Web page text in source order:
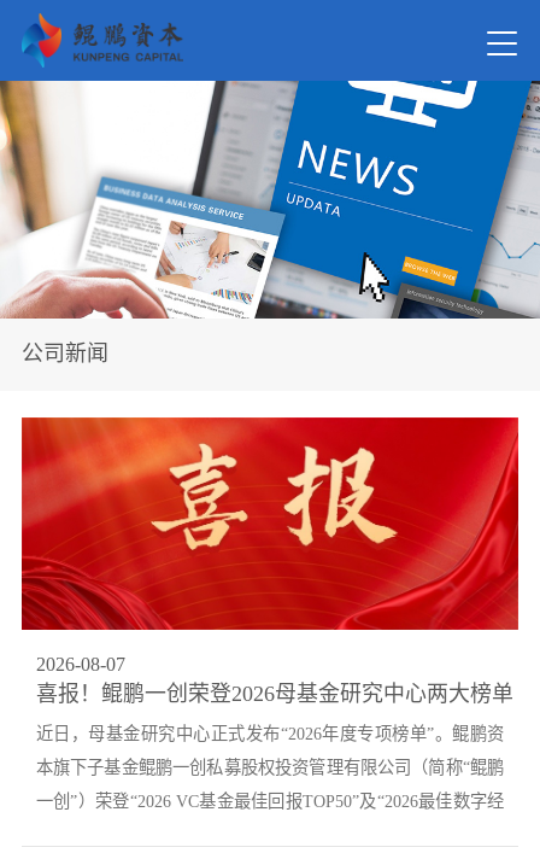
关于我
新闻资
投资案
党的建
公司新闻
2026-08-07
喜报！鲲鹏一创荣登2026母基金研究中心两大榜单
近日，母基金研究中心正式发布“2026年度专项榜单”。鲲鹏资
本旗下子基金鲲鹏一创私募股权投资管理有限公司（简称“鲲鹏
一创”）荣登“2026 VC基金最佳回报TOP50”及“2026最佳数字经